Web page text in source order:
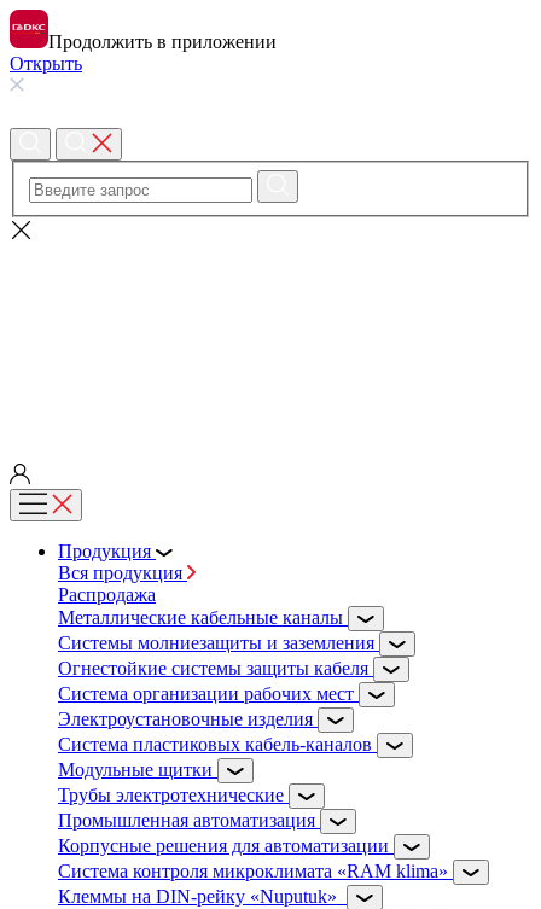
Продолжить в приложении
Открыть
Продукция
Вся продукция
Распродажа
Металлические кабельные каналы
Системы молниезащиты и заземления
Огнестойкие системы защиты кабеля
Система организации рабочих мест
Электроустановочные изделия
Система пластиковых кабель-каналов
Модульные щитки
Трубы электротехнические
Промышленная автоматизация
Корпусные решения для автоматизации
Система контроля микроклимата «RAM klima»
Клеммы на DIN-рейку «Nuputuk»